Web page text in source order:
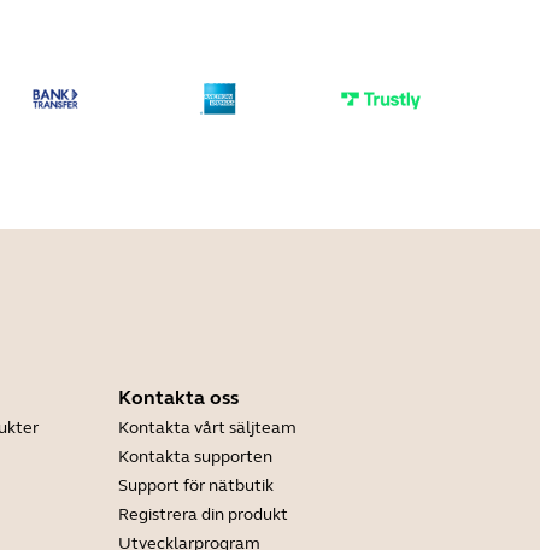
Kontakta oss
Kontakta vårt säljteam
Kontakta supporten
Support för nätbutik
Registrera din produkt
Utvecklarprogram